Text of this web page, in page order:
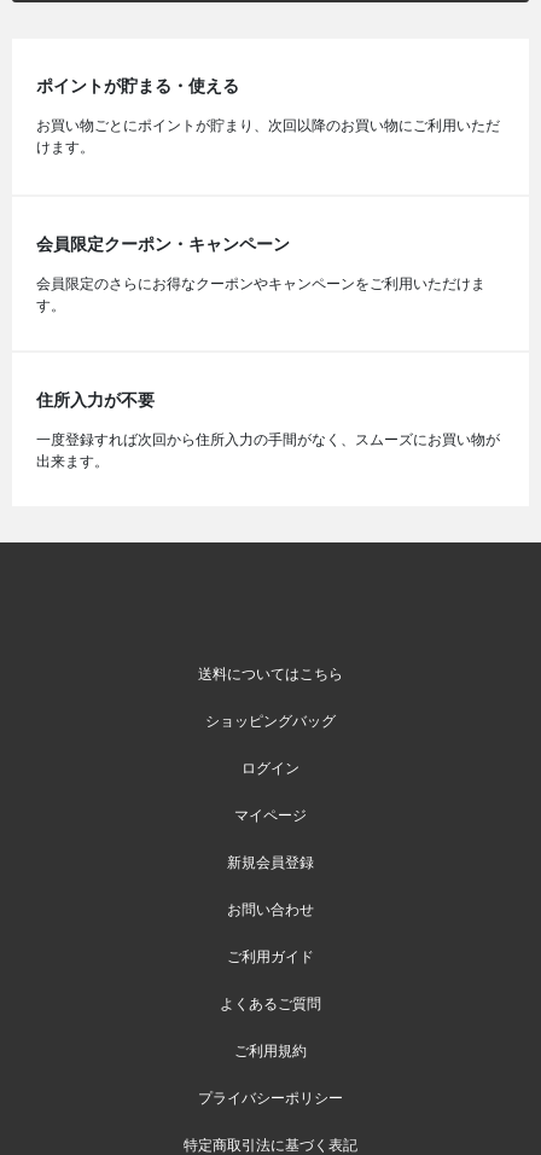
ポイントが貯まる・使える
お買い物ごとにポイントが貯まり、次回以降のお買い物にご利用いただ
けます。
会員限定クーポン・キャンペーン
会員限定のさらにお得なクーポンやキャンペーンをご利用いただけま
す。
住所入力が不要
一度登録すれば次回から住所入力の手間がなく、スムーズにお買い物が
出来ます。
送料についてはこちら
ショッピングバッグ
ログイン
マイページ
新規会員登録
お問い合わせ
ご利用ガイド
よくあるご質問
ご利用規約
プライバシーポリシー
特定商取引法に基づく表記